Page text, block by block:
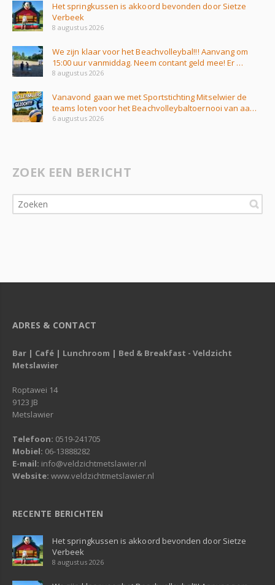
Het springkussen is akkoord bevonden door Sietze
Verbeek
8 augustus 2026
We zijn klaar voor het Beachvolleybal!!! Aanvang om
15:00 uur vanmiddag. Neem contant geld mee! Er …
8 augustus 2026
Vanavond gaan we met Sportstichting Mitselwier de
teams loten voor het Beachvolleybaltoernooi van aa…
6 augustus 2026
ZOEK EEN BERICHT
ADRES & CONTACT
Bar | Café | Lunchroom | Bed & Breakfast - Veldzicht
Metslawier
Roptawei 14
9123 JB
Metslawier
Telefoon: 0519-241705
Mobiel: 06-13888282
E-mail: info@veldzichtmetslawier.nl
Website: www.veldzichtmetslawier.nl
RECENTE BERICHTEN
Het springkussen is akkoord bevonden door Sietze
Verbeek
8 augustus 2026